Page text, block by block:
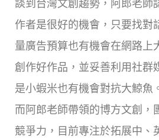
談到台灣文創趨勢，阿郎老師
作者是很好的機會，只要找對
量廣告預算也有機會在網路上
創作好作品，並妥善利用社群
是小蝦米也有機會對抗大鯨魚
而阿郎老師帶領的博方文創，
競爭力，目前專注於拓展中、